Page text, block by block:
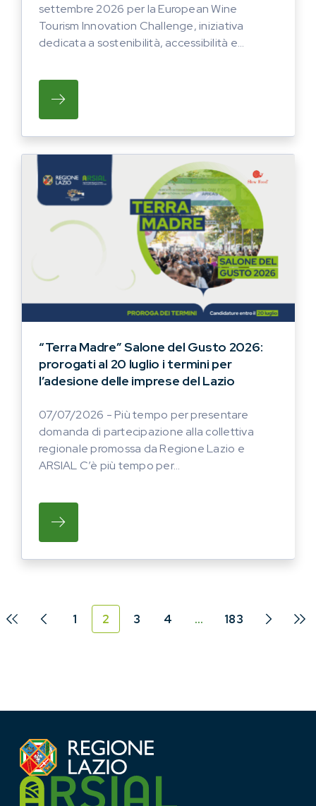
settembre 2026 per la European Wine
Tourism Innovation Challenge, iniziativa
dedicata a sostenibilità, accessibilità e...
SU CANDIDATURE APERTE FINO AL 1°
“Terra Madre” Salone del Gusto 2026:
prorogati al 20 luglio i termini per
l’adesione delle imprese del Lazio
07/07/2026 - Più tempo per presentare
domanda di partecipazione alla collettiva
regionale promossa da Regione Lazio e
ARSIAL C’è più tempo per...
SU PIÙ TEMPO PER PRESENTARE
Prima paginaPagina precedente
1 2 3 4 … 183 Pagina